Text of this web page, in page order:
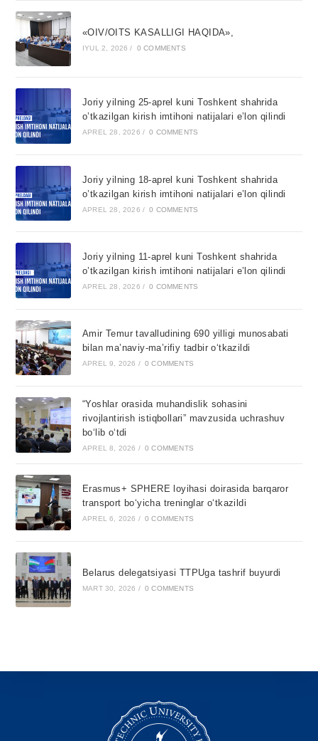
«OIV/OITS KASALLIGI HAQIDA»,
IYUL 2, 2026 / 0 COMMENTS
Joriy yilning 25-aprel kuni Toshkent shahrida
o’tkazilgan kirish imtihoni natijalari e’lon qilindi
APREL 28, 2026 / 0 COMMENTS
Joriy yilning 18-aprel kuni Toshkent shahrida
o’tkazilgan kirish imtihoni natijalari e’lon qilindi
APREL 28, 2026 / 0 COMMENTS
Joriy yilning 11-aprel kuni Toshkent shahrida
o’tkazilgan kirish imtihoni natijalari e’lon qilindi
APREL 28, 2026 / 0 COMMENTS
Amir Temur tavalludining 690 yilligi munosabati
bilan ma’naviy-ma’rifiy tadbir o‘tkazildi
APREL 9, 2026 / 0 COMMENTS
“Yoshlar orasida muhandislik sohasini
rivojlantirish istiqbollari” mavzusida uchrashuv
bo‘lib o‘tdi
APREL 8, 2026 / 0 COMMENTS
Erasmus+ SPHERE loyihasi doirasida barqaror
transport bo‘yicha treninglar o‘tkazildi
APREL 6, 2026 / 0 COMMENTS
Belarus delegatsiyasi TTPUga tashrif buyurdi
MART 30, 2026 / 0 COMMENTS